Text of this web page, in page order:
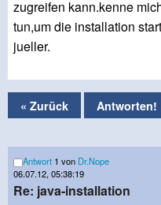
zugreifen kann.kenne
tun,um die installation
jueller.
« Zurück Antworten!
Antwort 1 von Dr.Nope
06.07.12, 05:38:19
Re: java-installation